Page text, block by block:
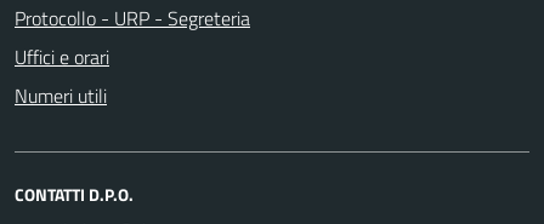
Protocollo - URP - Segreteria
Uffici e orari
Numeri utili
CONTATTI D.P.O.